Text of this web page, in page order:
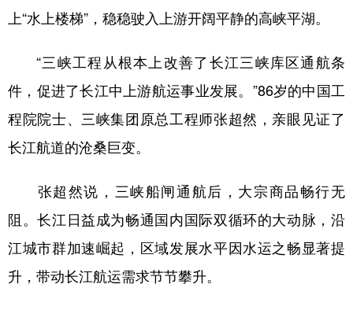
上“水上楼梯”，稳稳驶入上游开阔平静的高峡平湖。
“三峡工程从根本上改善了长江三峡库区通航条
件，促进了长江中上游航运事业发展。”86岁的中国工
程院院士、三峡集团原总工程师张超然，亲眼见证了
长江航道的沧桑巨变。
张超然说，三峡船闸通航后，大宗商品畅行无
阻。长江日益成为畅通国内国际双循环的大动脉，沿
江城市群加速崛起，区域发展水平因水运之畅显著提
升，带动长江航运需求节节攀升。